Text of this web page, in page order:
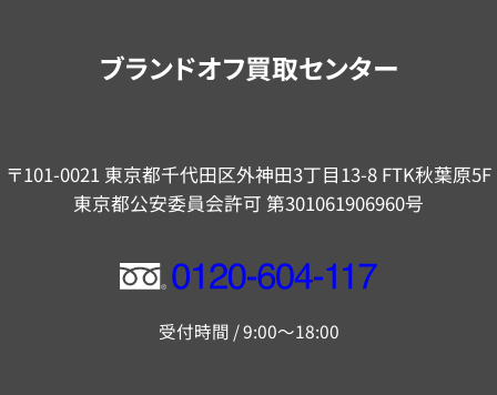
ブランドオフ買取センター
〒101-0021 東京都千代田区外神田3丁目13-8 FTK秋葉原5F
東京都公安委員会許可 第301061906960号
フ
ー
受付時間 / 9:00～18:00